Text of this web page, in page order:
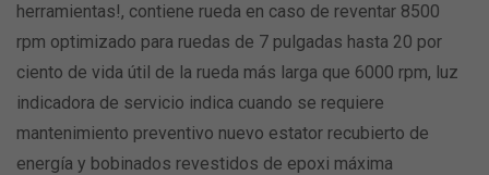
herramientas!, contiene rueda en caso de reventar 8500
rpm optimizado para ruedas de 7 pulgadas hasta 20 por
ciento de vida útil de la rueda más larga que 6000 rpm, luz
indicadora de servicio indica cuando se requiere
mantenimiento preventivo nuevo estator recubierto de
energía y bobinados revestidos de epoxi máxima